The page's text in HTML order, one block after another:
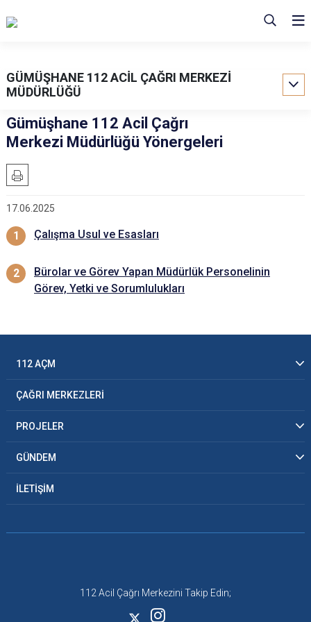
GÜMÜŞHANE 112 ACİL ÇAĞRI MERKEZİ
MÜDÜRLÜĞÜ
Gümüşhane 112 Acil Çağrı
Merkezi Müdürlüğü Yönergeleri
17.06.2025
Çalışma Usul ve Esasları
Bürolar ve Görev Yapan Müdürlük Personelinin
Görev, Yetki ve Sorumlulukları
112 AÇM
ÇAĞRI MERKEZLERİ
PROJELER
GÜNDEM
İLETİŞİM
112 Acil Çağrı Merkezini Takip Edin;